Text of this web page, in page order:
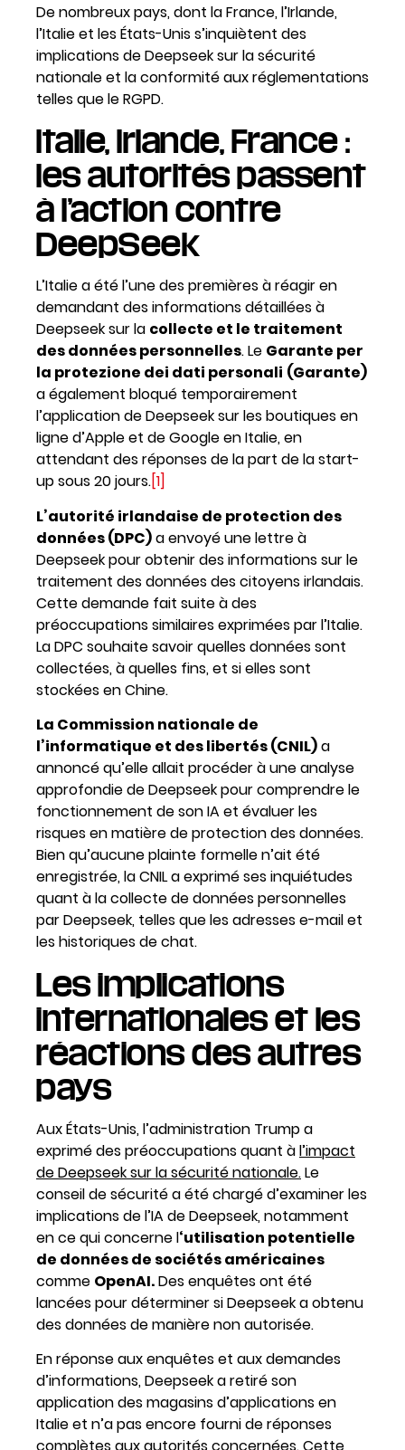
De nombreux pays, dont la France, l’Irlande,
l’Italie et les États-Unis s’inquiètent des
implications de Deepseek sur la sécurité
nationale et la conformité aux réglementations
telles que le RGPD.
Italie, Irlande, France :
les autorités passent
à l’action contre
DeepSeek
L’Italie a été l’une des premières à réagir en
demandant des informations détaillées à
Deepseek sur la collecte et le traitement
des données personnelles. Le Garante per
la protezione dei dati personali (Garante)
a également bloqué temporairement
l’application de Deepseek sur les boutiques en
ligne d’Apple et de Google en Italie, en
attendant des réponses de la part de la start-
up sous 20 jours.[1]
L’autorité irlandaise de protection des
données (DPC)a envoyé une lettre à
Deepseek pour obtenir des informations sur le
traitement des données des citoyens irlandais.
Cette demande fait suite à des
préoccupations similaires exprimées par l’Italie.
La DPC souhaite savoir quelles données sont
collectées, à quelles fins, et si elles sont
stockées en Chine.
La Commission nationale de
l’informatique et des libertés (CNIL)a
annoncé qu’elle allait procéder à une analyse
approfondie de Deepseek pour comprendre le
fonctionnement de son IA et évaluer les
risques en matière de protection des données.
Bien qu’aucune plainte formelle n’ait été
enregistrée, la CNIL a exprimé ses inquiétudes
quant à la collecte de données personnelles
par Deepseek, telles que les adresses e-mail et
les historiques de chat.
Les implications
internationales et les
réactions des autres
pays
Aux États-Unis, l’administration Trump a
exprimé des préoccupations quant àl’impact
de Deepseek sur la sécurité nationale.Le
conseil de sécurité a été chargé d’examiner les
implications de l’IA de Deepseek, notamment
en ce qui concerne l‘utilisation potentielle
de données de sociétés américaines
comme OpenAI.Des enquêtes ont été
lancées pour déterminer si Deepseek a obtenu
des données de manière non autorisée.
En réponse aux enquêtes et aux demandes
d’informations, Deepseek a retiré son
application des magasins d’applications en
Italie et n’a pas encore fourni de réponses
complètes aux autorités concernées. Cette